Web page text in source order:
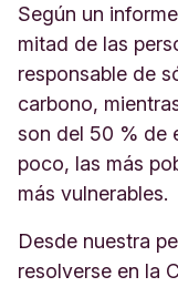
Según un
mitad de las
responsable de
carbono,
son del 50 % de
poco, las más
más vulnerables.
Desde nuestra
resolverse en la